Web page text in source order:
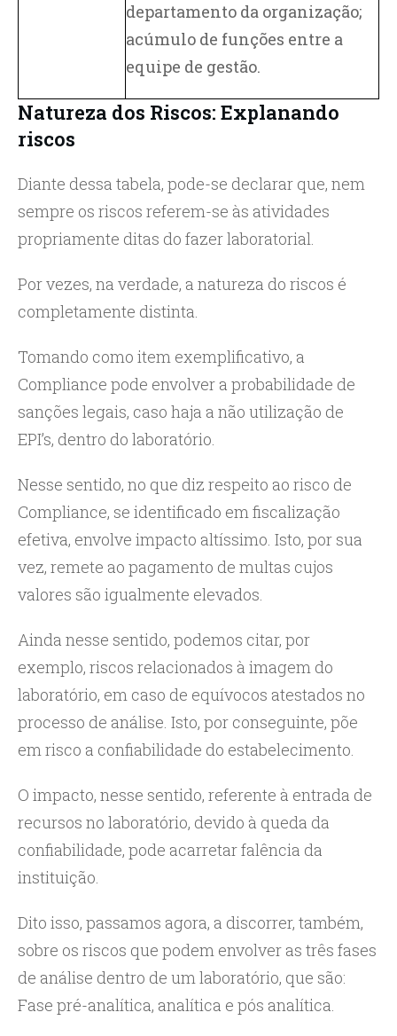
departamento da organização;
acúmulo de funções entre a
equipe de gestão.
Natureza dos Riscos: Explanando
riscos
Diante dessa tabela, pode-se declarar que, nem
sempre os riscos referem-se às atividades
propriamente ditas do fazer laboratorial.
Por vezes, na verdade, a natureza do riscos é
completamente distinta.
Tomando como item exemplificativo, a
Compliance pode envolver a probabilidade de
sanções legais, caso haja a não utilização de
EPI’s, dentro do laboratório.
Nesse sentido, no que diz respeito ao risco de
Compliance, se identificado em fiscalização
efetiva, envolve impacto altíssimo. Isto, por sua
vez, remete ao pagamento de multas cujos
valores são igualmente elevados.
Ainda nesse sentido, podemos citar, por
exemplo, riscos relacionados à imagem do
laboratório, em caso de equívocos atestados no
processo de análise. Isto, por conseguinte, põe
em risco a confiabilidade do estabelecimento.
O impacto, nesse sentido, referente à entrada de
recursos no laboratório, devido à queda da
confiabilidade, pode acarretar falência da
instituição.
Dito isso, passamos agora, a discorrer, também,
sobre os riscos que podem envolver as três fases
de análise dentro de um laboratório, que são:
Fase pré-analítica, analítica e pós analítica.